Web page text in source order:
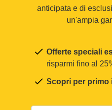
anticipata e di
un'ampia
Offerte speciali
risparmi fino al
Scopri per primo